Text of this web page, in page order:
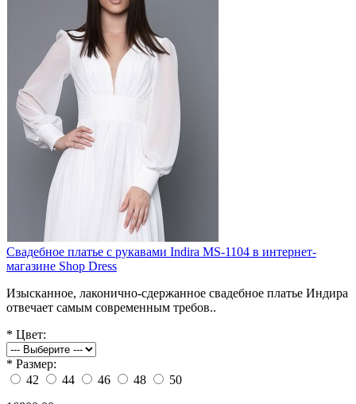
Свадебное платье с рукавами Indira MS-1104 в интернет-
магазине Shop Dress
Изысканное, лаконично-сдержанное свадебное платье Индира
отвечает самым современным требов..
* Цвет:
* Размер:
42
44 46 48
50